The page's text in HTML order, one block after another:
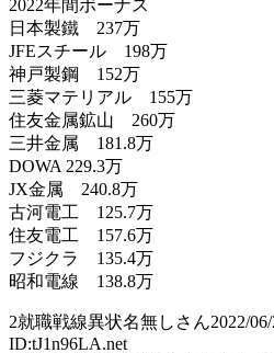
2022年間ボーナス
日本製鐵 237万
JFEスチール 198万
神戸製鋼 152万
三菱マテリアル 155万
住友金属鉱山 260万
三井金属 181.8万
DOWA 229.3万
JX金属 240.8万
古河電工 125.7万
住友電工 157.6万
フジクラ 135.4万
昭和電線 138.8万
2就職戦線異状名無しさん2022/
ID:tJ1n96LA.net